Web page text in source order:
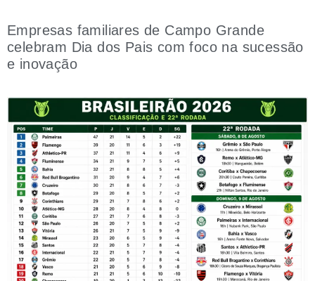
Empresas familiares de Campo Grande
celebram Dia dos Pais com foco na sucessão
e inovação